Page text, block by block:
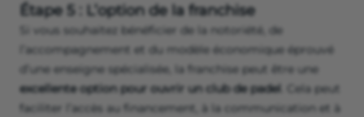
Étape 5 : L’option de la franchise
Si vous souhaitez bénéficier de la notoriété, de
l’accompagnement et du modèle économique éprouvé
d’une enseigne spécialisée, la franchise peut être une
excellente option pour ouvrir un club de padel . Cela peut
faciliter l’accès au financement, à la communication et à